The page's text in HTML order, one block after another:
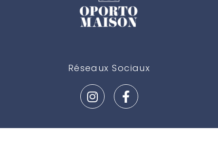
Réseaux Sociaux